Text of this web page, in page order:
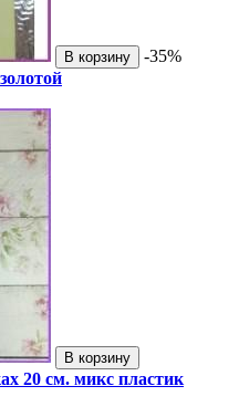
В корзину
-35%
В корзину
20 см. микс пластик